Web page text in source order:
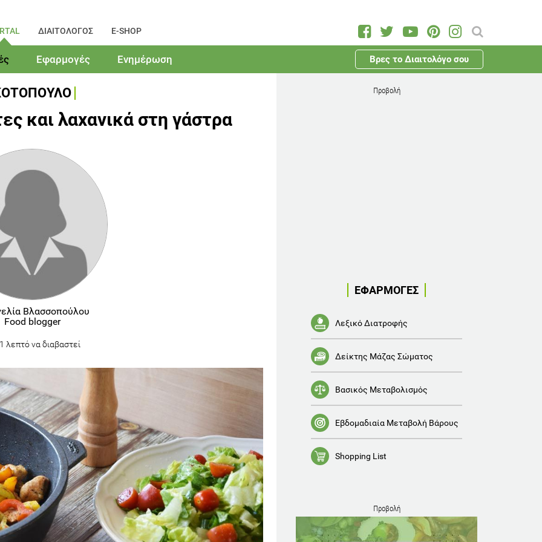
ΔΙΑΙΤΟΛΟΓΟΣ E-SHOP
Εφαρμογές Ενημέρωση Βρες το Διαιτολόγο σου
και λαχανικά στη γάστρα
Βλασσοπούλου
Food blogger
λεπτό να διαβαστεί
Προβολή
ΕΦΑΡΜΟΓΕΣ
Λεξικό Διατροφής
Δείκτης Μάζας Σώματος
Βασικός Μεταβολισμός
Εβδομαδιαία Μεταβολή Βάρους
Shopping List
Προβολή